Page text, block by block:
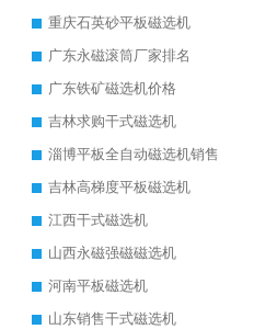
重庆石英砂平板磁选机
广东永磁滚筒厂家排名
广东铁矿磁选机价格
吉林求购干式磁选机
淄博平板全自动磁选机销售
吉林高梯度平板磁选机
江西干式磁选机
山西永磁强磁磁选机
河南平板磁选机
山东销售干式磁选机